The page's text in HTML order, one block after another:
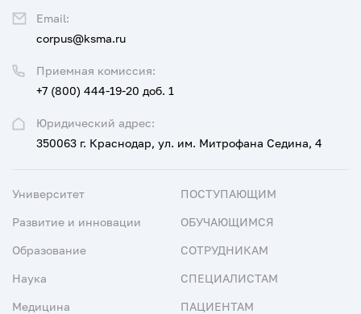
Юридический адрес:
350063 г. Краснодар, ул. им. Митрофана Седина, 4
Приемная комиссия:
+7 (800) 444-19-20 доб. 1
Email:
corpus@ksma.ru
Университет
Развитие и инновации
Образование
Наука
Медицина
ПОСТУПАЮЩИМ
ОБУЧАЮЩИМСЯ
СОТРУДНИКАМ
СПЕЦИАЛИСТАМ
ПАЦИЕНТАМ